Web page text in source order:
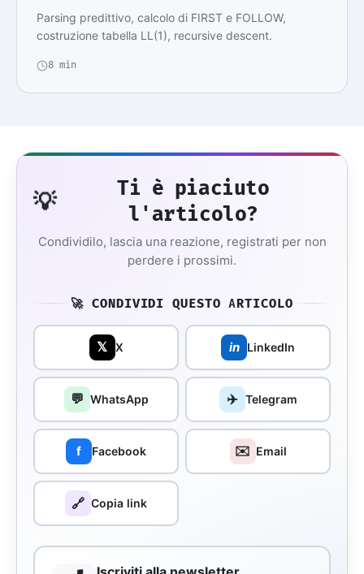
Parsing predittivo, calcolo di FIRST e FOLLOW,
costruzione tabella LL(1), recursive descent.
8 min
💡
Ti è piaciuto
l'articolo?
Condividilo, lascia una reazione, registrati per non
perdere i prossimi.
🚀 CONDIVIDI QUESTO ARTICOLO
𝕏 X in LinkedIn
💬 WhatsApp ✈️ Telegram
f Facebook ✉️ Email
🔗 Copia link